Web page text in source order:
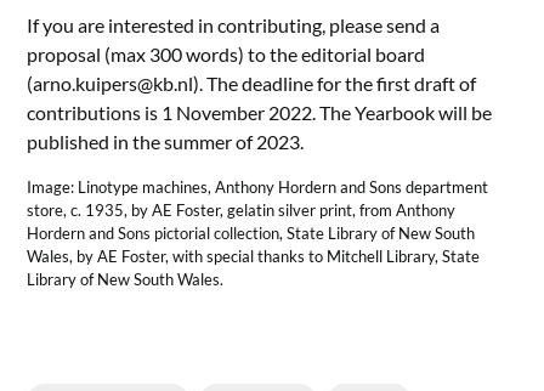
If you are interested in contributing, please send a
proposal (max 300 words) to the editorial board
(arno.kuipers@kb.nl). The deadline for the first draft of
contributions is 1 November 2022. The Yearbook will be
published in the summer of 2023.
Image: Linotype machines, Anthony Hordern and Sons department
store, c. 1935, by AE Foster, gelatin silver print, from Anthony
Hordern and Sons pictorial collection, State Library of New South
Wales, by AE Foster, with special thanks to Mitchell Library, State
Library of New South Wales.